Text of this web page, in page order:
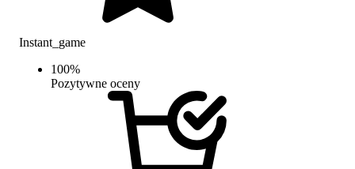
Instant_game
100%
Pozytywne oceny